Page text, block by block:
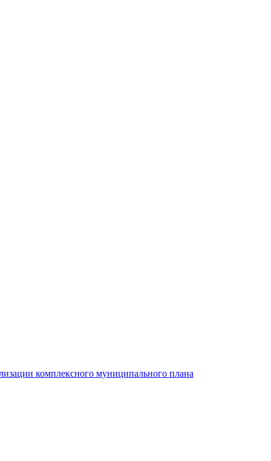
комплексного муниципального плана